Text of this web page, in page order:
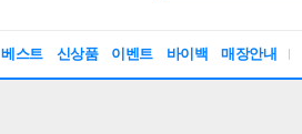
베스트 신상품 이벤트 바이백 매장안내